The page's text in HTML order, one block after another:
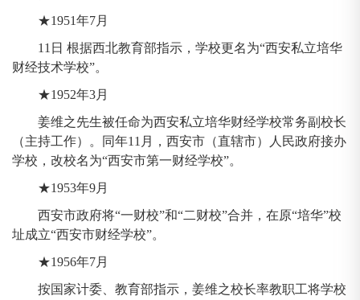
★1951年7月
11日 根据西北教育部指示，学校更名为“西安私立培华
财经技术学校”。
★1952年3月
姜维之先生被任命为西安私立培华财经学校常务副校长
（主持工作）。同年11月，西安市（直辖市）人民政府接办
学校，改校名为“西安市第一财经学校”。
★1953年9月
西安市政府将“一财校”和“二财校”合并，在原“培华”校
址成立“西安市财经学校”。
★1956年7月
按国家计委、教育部指示，姜维之校长率教职工将学校